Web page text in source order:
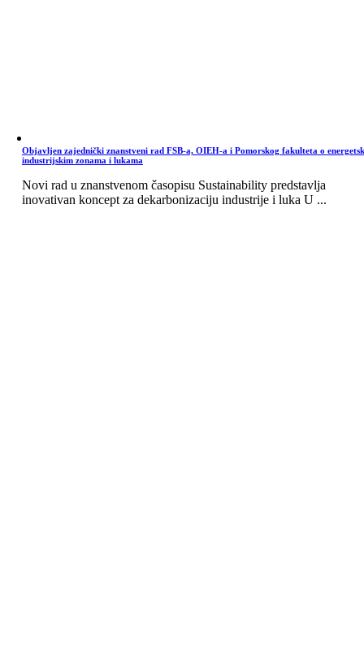
Objavljen zajednički znanstveni rad FSB-a, OIEH-a i Pomorskog fakulteta o
industrijskim zonama i lukama
Novi rad u znanstvenom časopisu Sustainability predstavlja
inovativan koncept za dekarbonizaciju industrije i luka U ...